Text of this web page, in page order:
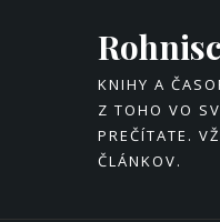
KNIHY A
Z TOHO VO
PREČÍTATE.
ČLÁNKOV.